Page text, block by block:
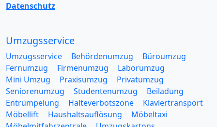
Datenschutz
Umzugsservice
Umzugsservice Behördenumzug
Büroumzug
Fernumzug
Firmenumzug
Laborumzug
Mini Umzug
Praxisumzug
Privatumzug
Seniorenumzug
Studentenumzug
Beiladung
Entrümpelung
Halteverbotszone
Klaviertransport
Möbellift
Haushaltsauflösung
Möbeltaxi